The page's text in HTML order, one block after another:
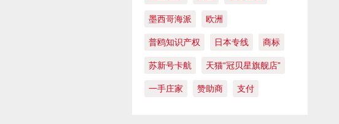
墨西哥海派 欧洲
普鸥知识产权 日本专线 商标
苏新号卡航 天猫“冠贝星旗舰店”
一手庄家 赞助商 支付